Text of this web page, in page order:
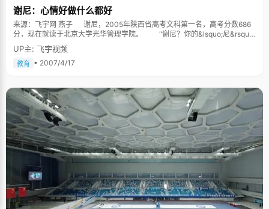
谢尼：心情好做什么都好
来源：飞宇网 燕子 谢尼，2005年陕西省高考文科第一名，高考分数686
分，现在就读于北京大学光华管理学院。 "谢尼？你的&lsquo;尼&rsquo;
是哪个&lsquo;尼呀？&rsquo;是女字旁的&lsquo;妮&rsquo;吗？" "不
是，是没有女字旁的&lsquo;尼&rsquo;！" "哦，原来是尼姑的&lsquo;尼
&rsquo;哦！"对方笑着说。 谢尼微笑着回应："你可以认为是尼克松的
谢尼的爸爸妈妈都是很普通的工人，他们从来不给谢尼制定什么学习计
划学习目标，充分的相信谢尼，他们在精神上支持，养成了谢尼自觉独立的
学习能力。每次考不好了，爸爸妈妈就会很坚定的鼓励谢尼："谢尼，没问
题，你一定行，你是最好的，你一定能把这件事情做好。"每当这个时候，谢
尼都感觉自己是最幸福的女儿，虽然爸爸妈妈的鼓励有时候似乎很没理由，
但却为谢尼重新树立起信心，提供了最深厚的动力。 学习好与不好是一
种惯性 说到为什么学习这么好，谢尼有点犯迷糊，说，"可能是自己从小
到大都比较听话自觉的缘故吧"。随后，她又若有所悟的说，"其实学习好不
好都是有惯性的，是一种潜移默化的东西，学习好到一个层次以后，就会习
惯性的想一直好下去，会比较认真努力一些，学得更好。因此，在各个方面
获得的资源就会越多，更希望去跟老师交流。好了之后呢，就会对学习产生
一种兴趣，兴趣是最好的老师，越有兴趣就会学得越好"。谢尼的这番话道出
了学习过程中的一个良性循环，走得越高才能看得越多越远。 心情好做
UP主: 飞宇视频
教育 • 2007/4/17